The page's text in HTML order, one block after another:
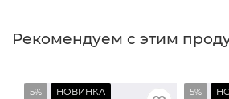
Рекомендуем с этим
5% НОВИНКА 5%